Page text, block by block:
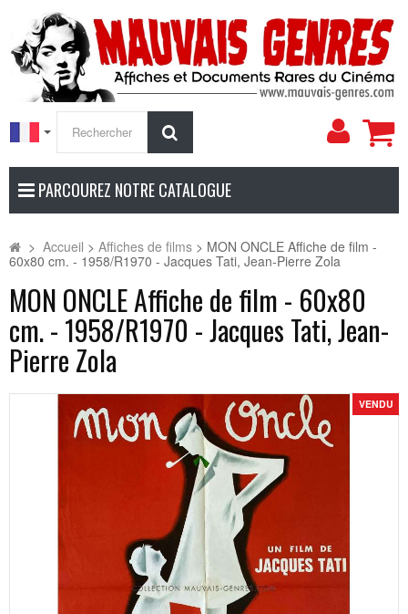
Mon
PARCOUREZ NOTRE CATALOGUE
> Accueil > Affiches de films > MON ONCLE Affiche de film -
60x80 cm. - 1958/R1970 - Jacques Tati, Jean-Pierre Zola
MON ONCLE Affiche de film - 60x80
cm. - 1958/R1970 - Jacques Tati, Jean-
Pierre Zola
VENDU